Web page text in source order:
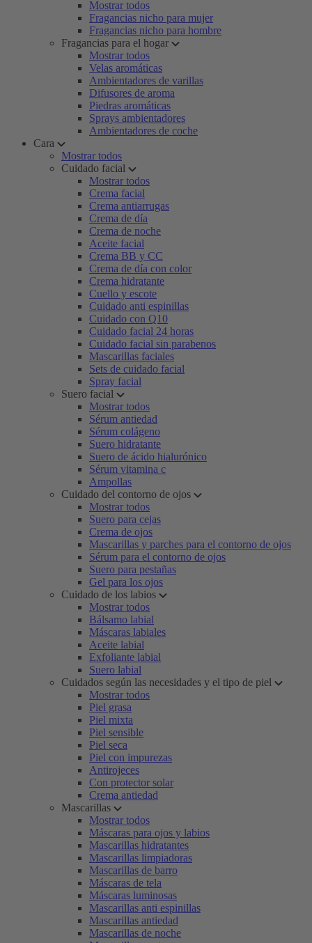
Mostrar todos
Fragancias nicho para mujer
Fragancias nicho para hombre
Fragancias para el hogar
Mostrar todos
Velas aromáticas
Ambientadores de varillas
Difusores de aroma
Piedras aromáticas
Sprays ambientadores
Ambientadores de coche
Cara
Mostrar todos
Cuidado facial
Mostrar todos
Crema facial
Crema antiarrugas
Crema de día
Crema de noche
Aceite facial
Crema BB y CC
Crema de día con color
Crema hidratante
Cuello y escote
Cuidado anti espinillas
Cuidado con Q10
Cuidado facial 24 horas
Cuidado facial sin parabenos
Mascarillas faciales
Sets de cuidado facial
Spray facial
Suero facial
Mostrar todos
Sérum antiedad
Sérum colágeno
Suero hidratante
Suero de ácido hialurónico
Sérum vitamina c
Ampollas
Cuidado del contorno de ojos
Mostrar todos
Suero para cejas
Crema de ojos
Mascarillas y parches para el contorno de ojos
Sérum para el contorno de ojos
Suero para pestañas
Gel para los ojos
Cuidado de los labios
Mostrar todos
Bálsamo labial
Máscaras labiales
Aceite labial
Exfoliante labial
Suero labial
Cuidados según las necesidades y el tipo de piel
Mostrar todos
Piel grasa
Piel mixta
Piel sensible
Piel seca
Piel con impurezas
Antirojeces
Con protector solar
Crema antiedad
Mascarillas
Mostrar todos
Máscaras para ojos y labios
Mascarillas hidratantes
Mascarillas limpiadoras
Mascarillas de barro
Máscaras de tela
Máscaras luminosas
Mascarillas anti espinillas
Mascarillas antiedad
Mascarillas de noche